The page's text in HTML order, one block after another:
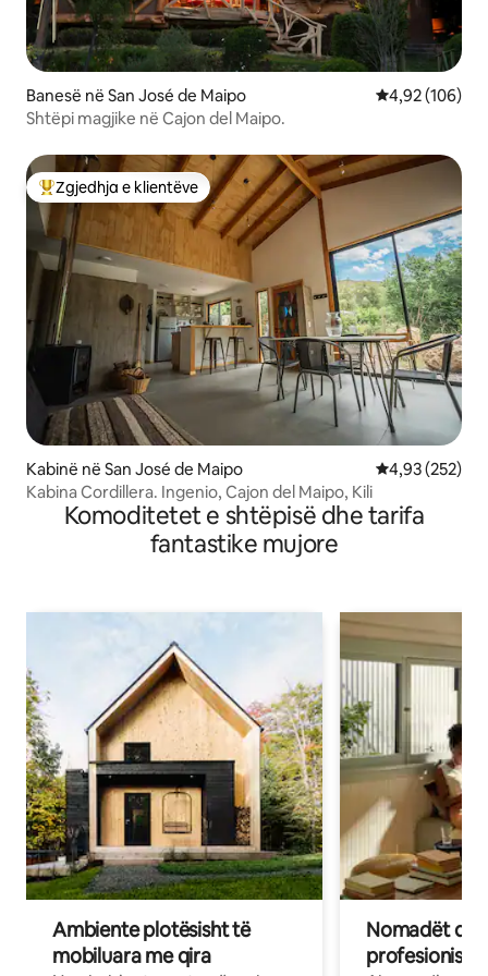
Banesë në San José de Maipo Vlerësimi
4,92 (106)
Shtëpi magjike në Cajon del Maipo.
Më të mirat e zgjedhjeve të klientëve
Zgjedhja e klientëve
Kabinë në San José de Maipo Vlerësimi
4,93 (252)
Kabina Cordillera. Ingenio, Cajon del Maipo, Kili
Komoditetet e shtëpisë dhe tarifa
fantastike mujore
Ambiente plotësisht të
mobiluara me qira
Nomadët